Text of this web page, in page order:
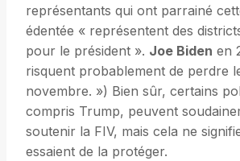
représentants qui ont parrainé
édentée « représentent des
pour le président ». Joe Biden en
risquent probablement de perdre
novembre. ») Bien sûr, certains
compris Trump, peuvent
soutenir la FIV, mais cela ne
essaient de la protéger.